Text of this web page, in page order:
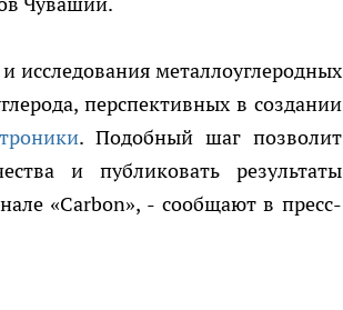
исследования металлоуглеродных
перспективных в создании
. Подобный шаг позволит
и публиковать результаты
«Carbon», - сообщают в пресс-